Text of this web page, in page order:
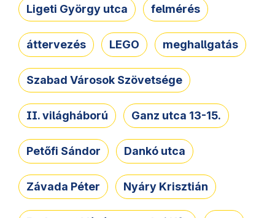
Ligeti György utca felmérés
áttervezés LEGO meghallgatás
Szabad Városok Szövetsége
II. világháború Ganz utca 13-15.
Petőfi Sándor Dankó utca
Závada Péter Nyáry Krisztián